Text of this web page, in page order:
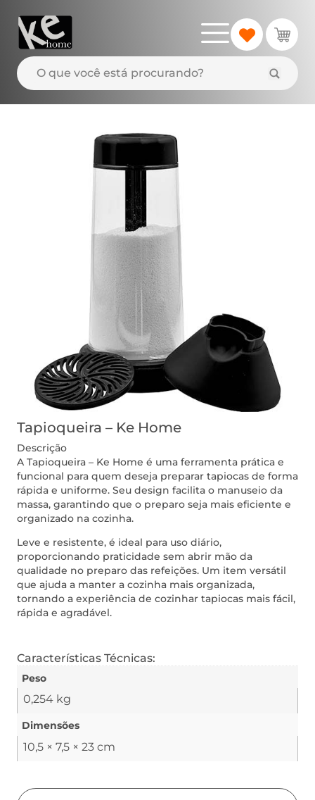
Tapioqueira – Ke Home
Descrição
A Tapioqueira – Ke Home é uma ferramenta prática e
funcional para quem deseja preparar tapiocas de forma
rápida e uniforme. Seu design facilita o manuseio da
massa, garantindo que o preparo seja mais eficiente e
organizado na cozinha.
Leve e resistente, é ideal para uso diário,
proporcionando praticidade sem abrir mão da
qualidade no preparo das refeições. Um item versátil
que ajuda a manter a cozinha mais organizada,
tornando a experiência de cozinhar tapiocas mais fácil,
rápida e agradável.
Características Técnicas:
Peso
0,254 kg
Dimensões
10,5 × 7,5 × 23 cm